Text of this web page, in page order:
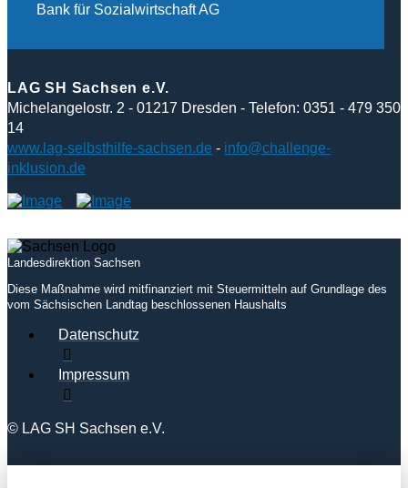
Bank für Sozialwirtschaft AG
LAG SH Sachsen e.V.
Michelangelostr. 2 - 01217 Dresden - Telefon: 0351 - 479 350
14
www.lag-selbsthilfe-sachsen.de - info@challenge-
inklusion.de
Landesdirektion Sachsen
Diese Maßnahme wird mitfinanziert mit Steuermitteln auf Grundlage des
vom Sächsischen Landtag beschlossenen Haushalts
Datenschutz
Impressum
© LAG SH Sachsen e.V.